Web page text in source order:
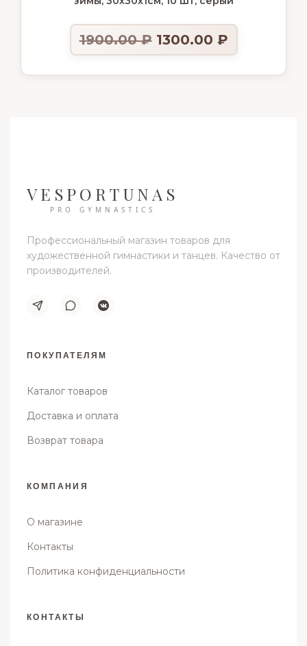
1900.00₽ 1300.00 ₽
VESPORTUNAS
PRO GYMNASTICS
Профессиональный магазин товаров для
художественной гимнастики и танцев. Качество от
производителей.
ПОКУПАТЕЛЯМ
Каталог товаров
Доставка и оплата
Возврат товара
КОМПАНИЯ
О магазине
Контакты
Политика конфиденциальности
КОНТАКТЫ